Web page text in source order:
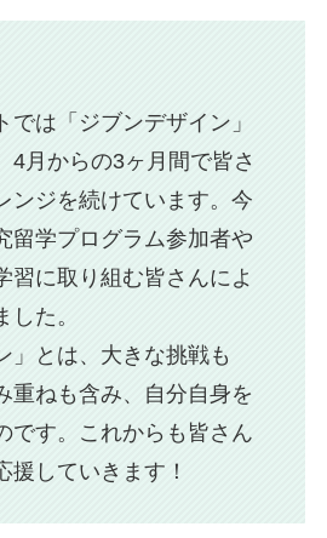
では「ジブンデザイン」
4月からの3ヶ月間で皆さ
ンジを続けています。今
留学プログラム参加者や
習に取り組む皆さんによ
た。
」とは、大きな挑戦も
重ねも含み、自分自身を
です。これからも皆さん
援していきます！